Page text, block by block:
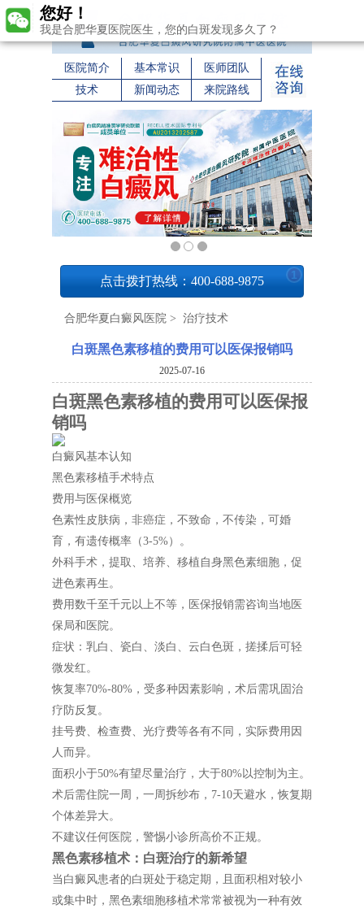
医院简介 基本常识
医师团队
技术
新闻动态 来院路线
点击拨打热线：400-688-9875 1
合肥华夏白癜风医院 > 治疗技术
白斑黑色素移植的费用可以医保报销吗
2025-07-16
白斑黑色素移植的费用可以医保报
销吗
白癜风基本认知
黑色素移植手术特点
费用与医保概览
色素性皮肤病，非癌症，不致命，不传染，可婚
育，有遗传概率（3-5%）。
外科手术，提取、培养、移植自身黑色素细胞，促
进色素再生。
费用数千至千元以上不等，医保报销需咨询当地医
保局和医院。
症状：乳白、瓷白、淡白、云白色斑，搓揉后可轻
微发红。
恢复率70%-80%，受多种因素影响，术后需巩固治
疗防反复。
挂号费、检查费、光疗费等各有不同，实际费用因
人而异。
面积小于50%有望尽量治疗，大于80%以控制为主。
术后需住院一周，一周拆纱布，7-10天避水，恢复期
个体差异大。
不建议任何医院，警惕小诊所高价不正规。
黑色素移植术：白斑治疗的新希望
当白癜风患者的白斑处于稳定期，且面积相对较小
或集中时，黑色素细胞移植术常常被视为一种有效
您好！
我是合肥华夏医院医生，您的白斑发现多久了？